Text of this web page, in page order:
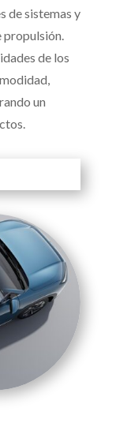
de sistemas y
propulsión.
de los
un